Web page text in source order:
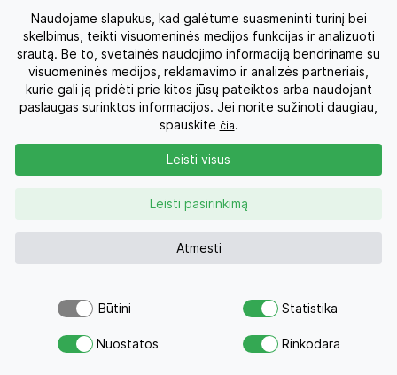
Turkija, Bodrumas
2026 Rugsėjis - Spalis
Išskirtinės atostogos Bodrume, Turkijoje! Savaitės
poilsis 5* viešbutyje MIRADA EXCLUSIVE BODRUM su
5 UAI 7n. 1188 €
Savo svajonių atostogoms
Naudojame slapukus, kad galėtume suasmeninti turinį bei
skelbimus, teikti visuomeninės medijos funkcijas ir analizuoti
srautą. Be to, svetainės naudojimo informaciją bendriname su
visuomeninės medijos, reklamavimo ir analizės partneriais,
kurie gali ją pridėti prie kitos jūsų pateiktos arba naudojant
paslaugas surinktos informacijos. Jei norite sužinoti daugiau,
spauskite čia.
Atmesti
Leisti pasirinkimą
Leisti visus
Būtini Statistika
Nuostatos Rinkodara